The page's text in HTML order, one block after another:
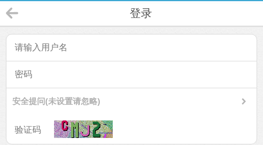
登录
安全提问(未设置请忽略)